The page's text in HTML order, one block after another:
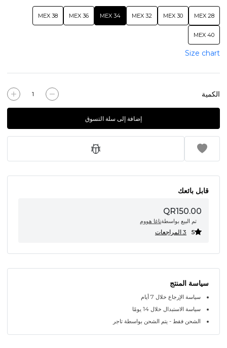
28 MEX
30 MEX
32 MEX
34 MEX
36 MEX
38 MEX
40 MEX
Size chart
الكمية
إضافة إلى سلة التسوق
قابل بائعك
QR150.00
تم البيع بواسطةناغا هووم
5 3 المراجعات
سياسة المنتج
سياسة الإرجاع خلال 7 أيام
سياسة الاستبدال خلال 14 يومًا
الشحن فقط - يتم الشحن بواسطة تاجر